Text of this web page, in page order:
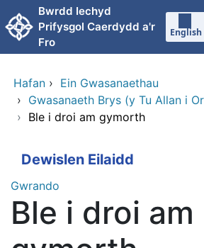
Neidio i'r prif gynnwy
Bwrdd Iechyd
Prifysgol Caerdydd a'r
Fro
English
Hafan › Ein Gwasanaethau
› Gwasanaeth Brys (y Tu Allan i
› Ble i droi am gymorth
Dewislen Eilaidd
Gwrando
Ble i droi am